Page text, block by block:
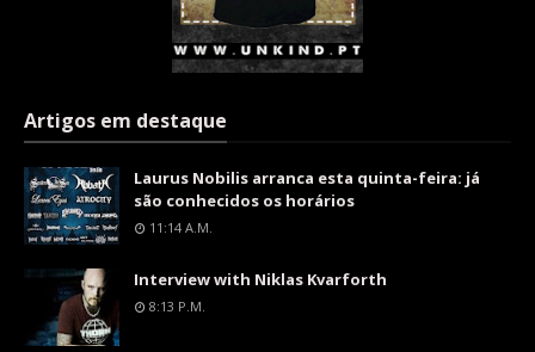
Artigos em destaque
Laurus Nobilis arranca esta quinta-feira: já
são conhecidos os horários
11:14 A.m.
Interview with Niklas Kvarforth
8:13 P.m.